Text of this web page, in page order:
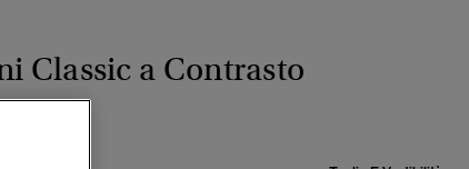
Classic a Contrasto